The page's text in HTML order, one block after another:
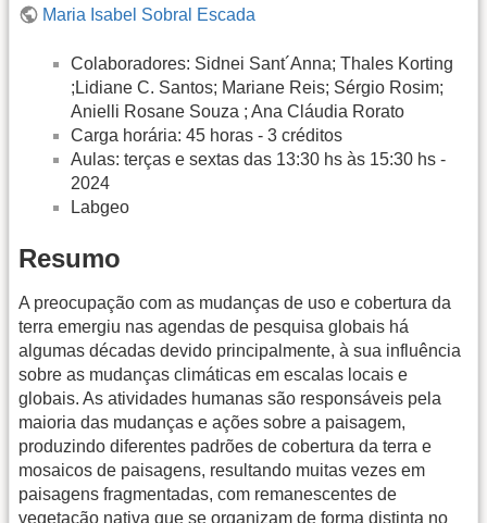
Maria Isabel Sobral Escada
Colaboradores: Sidnei Sant´Anna; Thales Korting
;Lidiane C. Santos; Mariane Reis; Sérgio Rosim;
Anielli Rosane Souza ; Ana Cláudia Rorato
Carga horária: 45 horas - 3 créditos
Aulas: terças e sextas das 13:30 hs às 15:30 hs -
2024
Labgeo
Resumo
A preocupação com as mudanças de uso e cobertura da
terra emergiu nas agendas de pesquisa globais há
algumas décadas devido principalmente, à sua influência
sobre as mudanças climáticas em escalas locais e
globais. As atividades humanas são responsáveis pela
maioria das mudanças e ações sobre a paisagem,
produzindo diferentes padrões de cobertura da terra e
mosaicos de paisagens, resultando muitas vezes em
paisagens fragmentadas, com remanescentes de
vegetação nativa que se organizam de forma distinta no